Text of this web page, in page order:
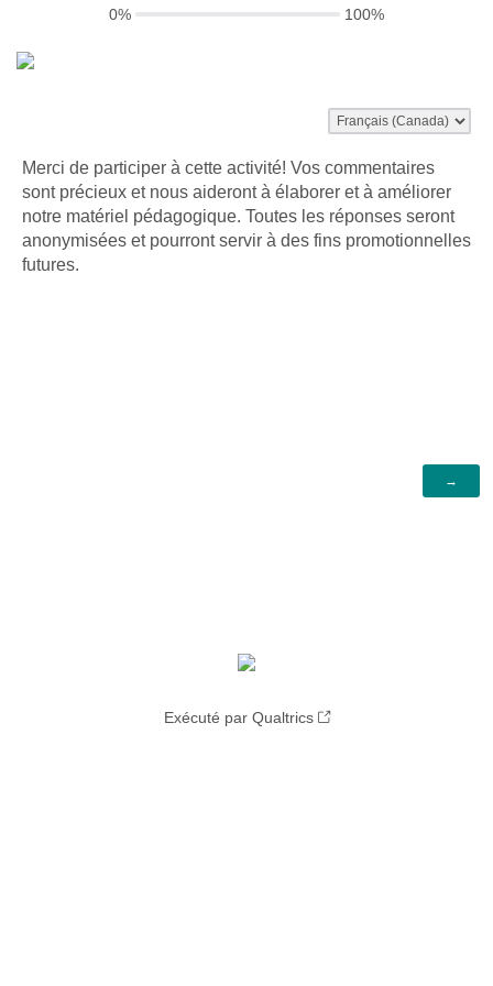
Merci de participer à cette activité! Vos commentaires
sont précieux et nous aideront à élaborer et à améliorer
notre matériel pédagogique. Toutes les réponses seront
anonymisées et pourront servir à des fins promotionnelles
futures.
0% 100%
Exécuté par Qualtrics